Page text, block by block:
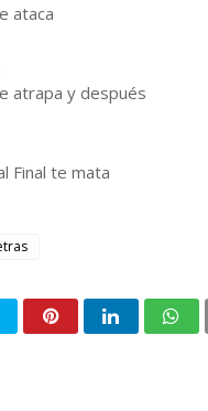
ataca
atrapa y después
Final te mata